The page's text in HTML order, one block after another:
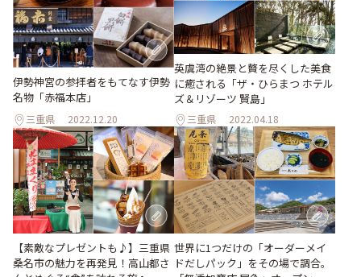
伊勢神宮の参拝者をもてなす伊勢
名物「赤福本店」
三重県 2022.12.20
英虞湾の絶景と贅を尽くした美食
に癒される「ザ・ひらまつ ホテル
ズ＆リゾーツ 賢島」
三重県 2022.04.18
【素敵なプレゼントも♪】三重県
桑名市の魅力を再発見！高山都さ
世界に1つだけの「オーダーメイ
ドだしパック」をその場で調合。